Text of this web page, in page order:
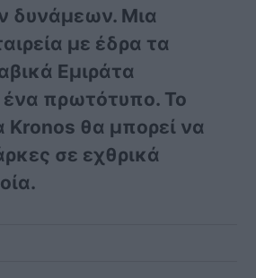
δυνάμεων. Μια
με έδρα τα
Εμιράτα
πρωτότυπο. Το
θα μπορεί να
σε εχθρικά